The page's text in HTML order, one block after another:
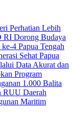
Perhatian Lebih
RI Dorong Budaya
4 Papua Tengah
Sehat Papua
Data Akurat dan
Program
1.000 Balita
RUU Daerah
Maritim